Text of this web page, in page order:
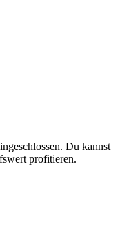
Du kannst
profitieren.